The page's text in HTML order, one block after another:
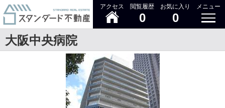
アクセス 閲覧履歴
0
お気に入り
0
メニュー
大阪中央病院